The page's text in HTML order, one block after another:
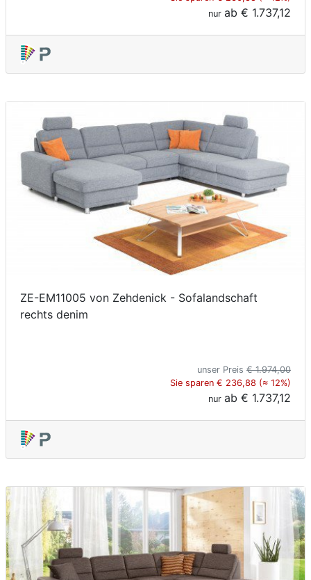
nur ab € 1.737,12
ZE-EM11005 von Zehdenick - Sofalandschaft
rechts denim
unser Preis € 1.974,00
Sie sparen € 236,88 (≈ 12%)
nur ab € 1.737,12